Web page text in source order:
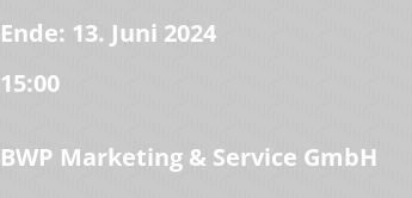
Ende: 13. Juni 2024
15:00
BWP Marketing & Service GmbH